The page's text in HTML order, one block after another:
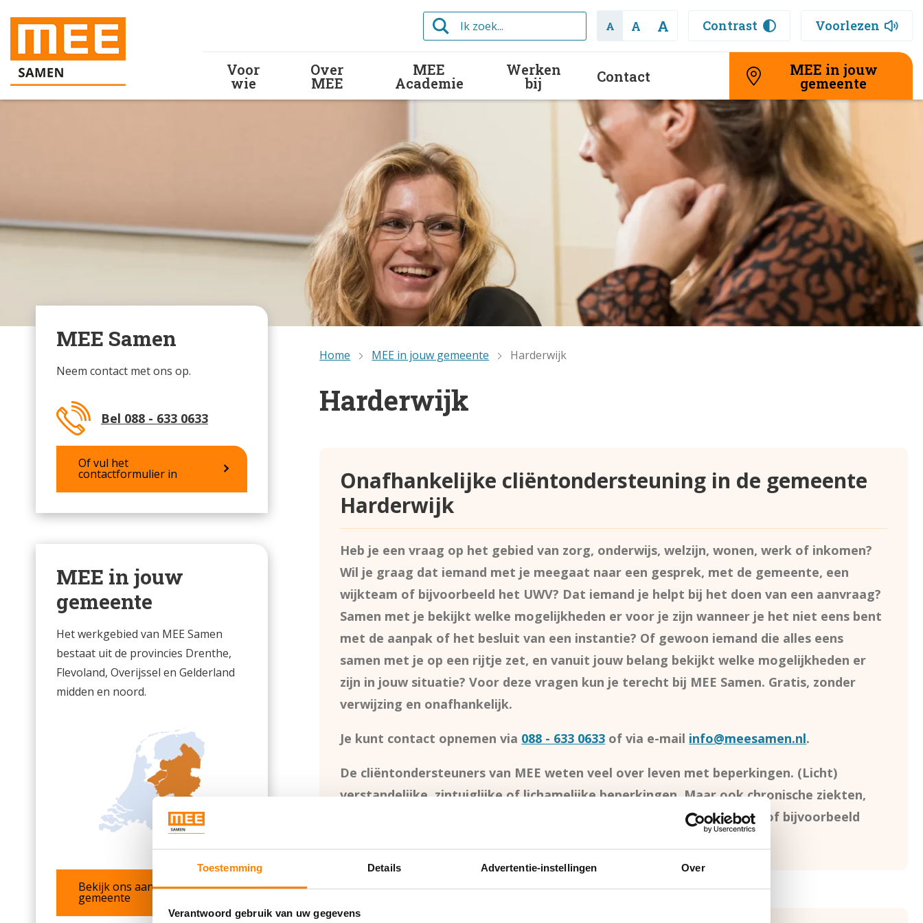
Toestemming Details Advertentie-instellingen Over
Verantwoord gebruik van uw gegevens
Ik
zoek...
A A A Contrast Voorlezen
Voor
wie
Over
MEE
MEE
Academie
Werken
bij Contact MEE in jouw
gemeente
MEE Samen
Neem contact met ons op.
Bel 088 - 633 0633
Of vul het
contactformulier in
MEE in jouw
gemeente
Het werkgebied van MEE Samen
bestaat uit de provincies Drenthe,
Flevoland, Overijssel en Gelderland
midden en noord.
Bekijk ons aanbod per
gemeente
Home MEE in jouw gemeente Harderwijk
Harderwijk
Onafhankelijke cliëntondersteuning in de gemeente
Harderwijk
Heb je een vraag op het gebied van zorg, onderwijs, welzijn, wonen, werk of inkomen?
Wil je graag dat iemand met je meegaat naar een gesprek, met de gemeente, een
wijkteam of bijvoorbeeld het UWV? Dat iemand je helpt bij het doen van een aanvraag?
Samen met je bekijkt welke mogelijkheden er voor je zijn wanneer je het niet eens bent
met de aanpak of het besluit van een instantie? Of gewoon iemand die alles eens
samen met je op een rijtje zet, en vanuit jouw belang bekijkt welke mogelijkheden er
zijn in jouw situatie? Voor deze vragen kun je terecht bij MEE Samen. Gratis, zonder
verwijzing en onafhankelijk.
Je kunt contact opnemen via 088 - 633 0633 of via e-mail info@meesamen.nl.
De cliëntondersteuners van MEE weten veel over leven met beperkingen. (Licht)
verstandelijke, zintuiglijke of lichamelijke beperkingen. Maar ook chronische ziekten,
niet-aangeboren hersenletsel of bijvoorbeeld autisme. Ook ouderen of bijvoorbeeld